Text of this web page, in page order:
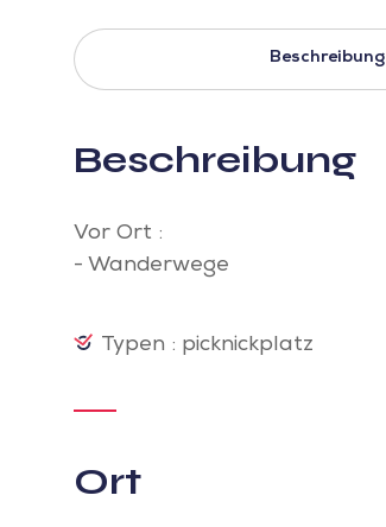
Beschreibung
Beschreibung
Vor Ort :
- Wanderwege
Typen : picknickplatz
Ort